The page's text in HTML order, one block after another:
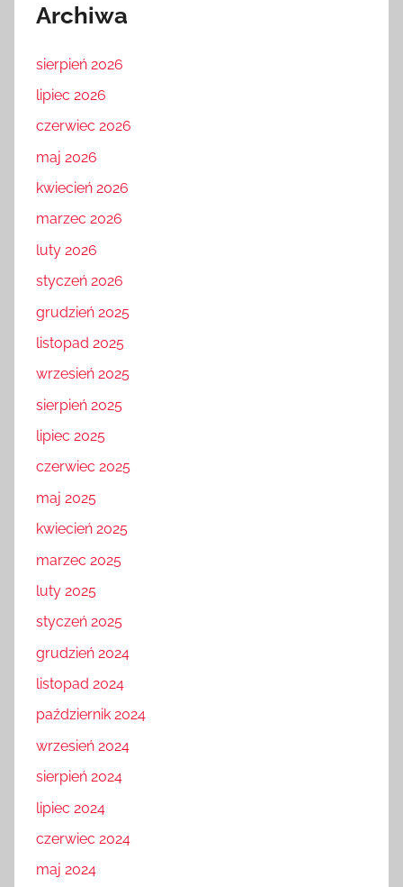
Archiwa
sierpień 2026
lipiec 2026
czerwiec 2026
maj 2026
kwiecień 2026
marzec 2026
luty 2026
styczeń 2026
grudzień 2025
listopad 2025
wrzesień 2025
sierpień 2025
lipiec 2025
czerwiec 2025
maj 2025
kwiecień 2025
marzec 2025
luty 2025
styczeń 2025
grudzień 2024
listopad 2024
październik 2024
wrzesień 2024
sierpień 2024
lipiec 2024
czerwiec 2024
maj 2024